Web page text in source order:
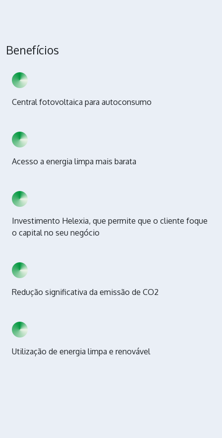
Benefícios
Central fotovoltaica para autoconsumo
Acesso a energia limpa mais barata
Investimento Helexia, que permite que o cliente foque
o capital no seu negócio
Redução significativa da emissão de CO2
Utilização de energia limpa e renovável